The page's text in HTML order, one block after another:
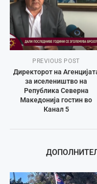
PREVIOUS POST
Директорот на
за иселеништво на
Република Северна
Македонија гостин во
Канал 5